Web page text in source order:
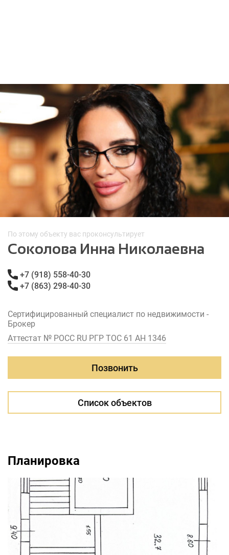
По этому объекту вас проконсультирует
Соколова Инна Николаевна
+7 (918) 558-40-30
+7 (863) 298-40-30
Сертифицированный специалист по недвижимости -
Брокер
Аттестат № РОСС RU РГР ТОС 61 АН 1346
Позвонить
Список объектов
Планировка